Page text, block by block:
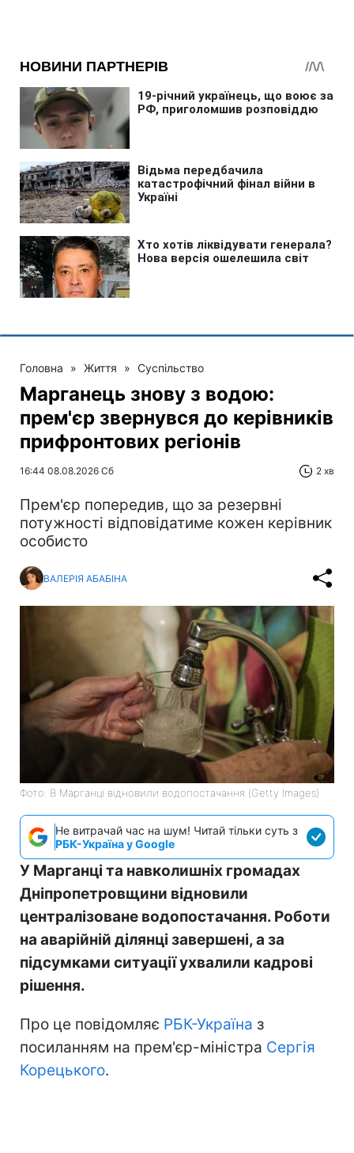
Головна » Життя » Суспільство
Марганець знову з водою:
прем'єр звернувся до керівників
прифронтових регіонів
16:44 08.08.2026 Сб 2 хв
Прем'єр попередив, що за резервні
потужності відповідатиме кожен керівник
особисто
ВАЛЕРІЯ АБАБІНА
Фото: В Марганці відновили водопостачання (Getty Images)
Не витрачай час на шум! Читай тільки суть з
РБК-Україна у Google
У Марганці та навколишніх громадах
Дніпропетровщини відновили
централізоване водопостачання. Роботи
на аварійній ділянці завершені, а за
підсумками ситуації ухвалили кадрові
рішення.
Про це повідомляє РБК-Україна з
посиланням на прем'єр-міністра Сергія
Корецького.